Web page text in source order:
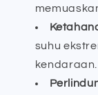
suhu
kendaraan.